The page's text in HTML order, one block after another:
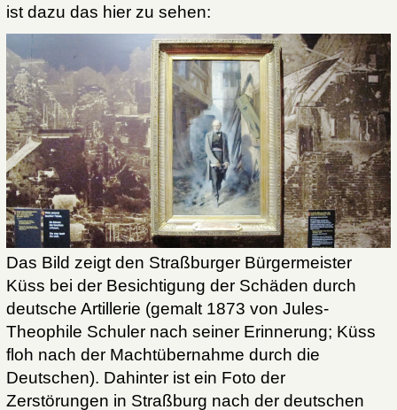
ist dazu das hier zu sehen:
Das Bild zeigt den Straßburger Bürgermeister
Küss bei der Besichtigung der Schäden durch
deutsche Artillerie (gemalt 1873 von Jules-
Theophile Schuler nach seiner Erinnerung; Küss
floh nach der Machtübernahme durch die
Deutschen). Dahinter ist ein Foto der
Zerstörungen in Straßburg nach der deutschen